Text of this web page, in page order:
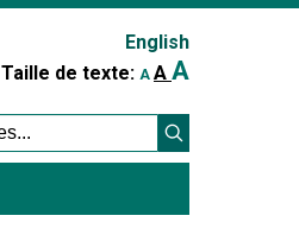
English
Taille de texte: A A A